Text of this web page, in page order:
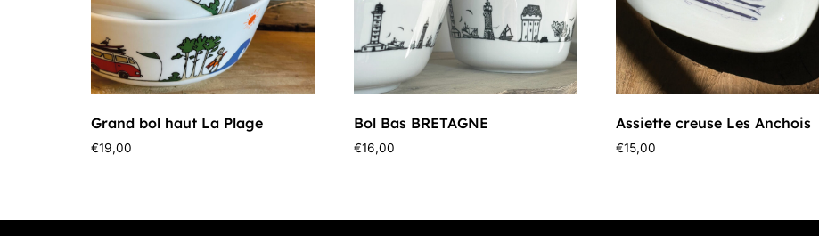
Grand bol haut La Plage
€19,00
Bol Bas BRETAGNE
€16,00
Assiette creuse Les Anchois
€15,00